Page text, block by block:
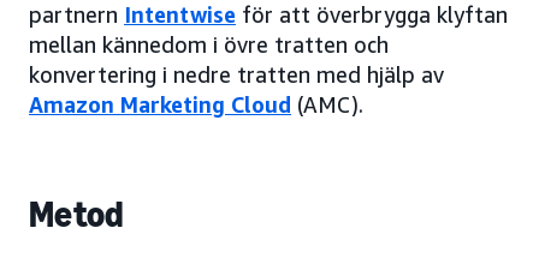
partnern Intentwise för att överbrygga klyftan
mellan kännedom i övre tratten och
konvertering i nedre tratten med hjälp av
Amazon Marketing Cloud (AMC).
Metod